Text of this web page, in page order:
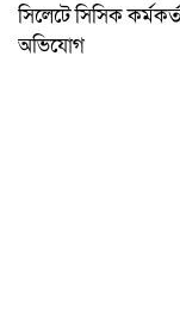
সিলেটে সিসিক
অভিযোগ